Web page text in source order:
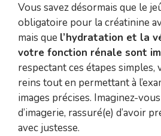
Vous savez désormais que le
obligatoire pour la créatinine
mais que l’hydratation et la
votre fonction rénale sont
respectant ces étapes simples,
reins tout en permettant à
images précises. Imaginez-
d’imagerie, rassuré(e) d’avoir
avec justesse.